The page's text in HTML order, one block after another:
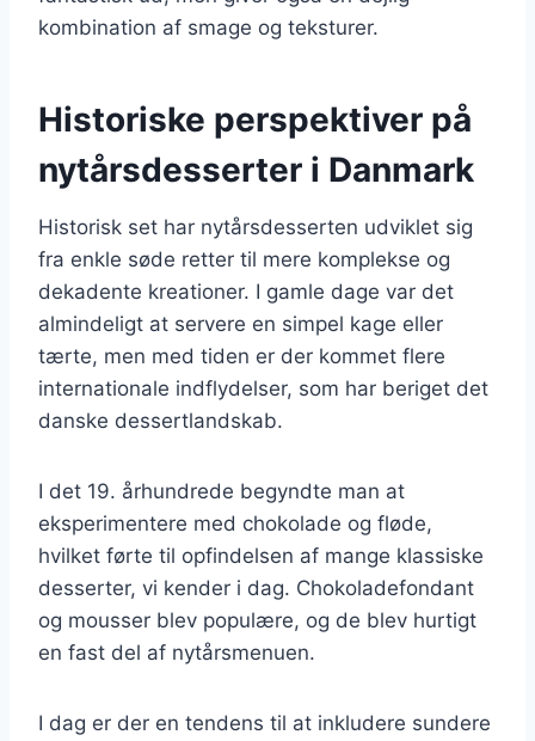
kombination af smage og teksturer.
Historiske perspektiver på
nytårsdesserter i Danmark
Historisk set har nytårsdesserten udviklet sig
fra enkle søde retter til mere komplekse og
dekadente kreationer. I gamle dage var det
almindeligt at servere en simpel kage eller
tærte, men med tiden er der kommet flere
internationale indflydelser, som har beriget det
danske dessertlandskab.
I det 19. århundrede begyndte man at
eksperimentere med chokolade og fløde,
hvilket førte til opfindelsen af mange klassiske
desserter, vi kender i dag. Chokoladefondant
og mousser blev populære, og de blev hurtigt
en fast del af nytårsmenuen.
I dag er der en tendens til at inkludere sundere